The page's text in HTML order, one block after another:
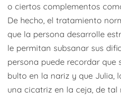
o ciertos complementos
De hecho, el tratamiento
que la persona desarrolle
le permitan subsanar sus
persona puede recordar que
bulto en la nariz y que Julia,
una cicatriz en la ceja, de tal